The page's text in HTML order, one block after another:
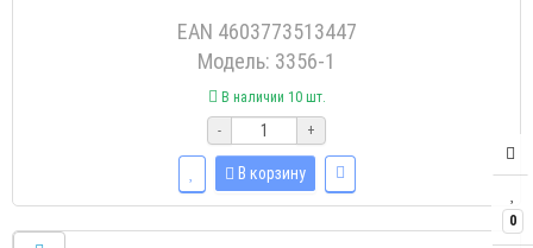
0
EAN 4603773513447
Модель: 3356-1
В наличии 10 шт.
-
+
В корзину